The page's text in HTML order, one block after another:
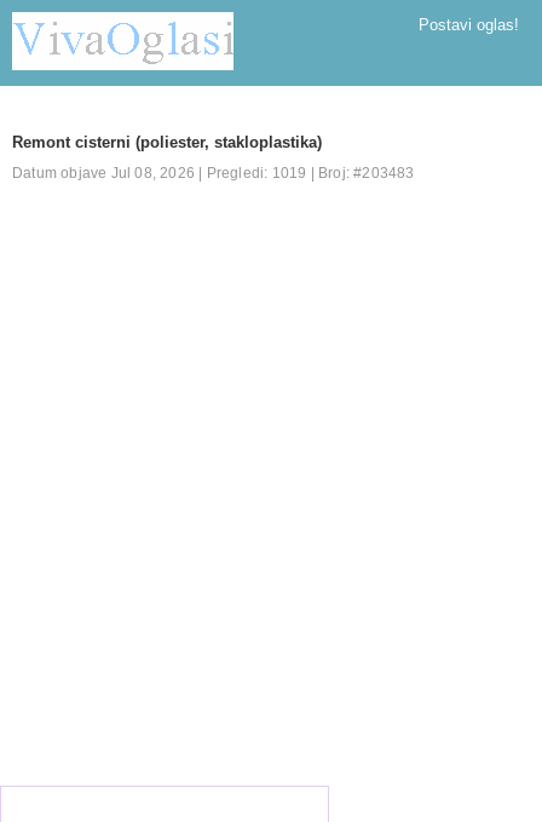
Postavi oglas!
Remont cisterni (poliester, stakloplastika)
Datum objave Jul 08, 2026 | Pregledi: 1019 | Broj: #203483